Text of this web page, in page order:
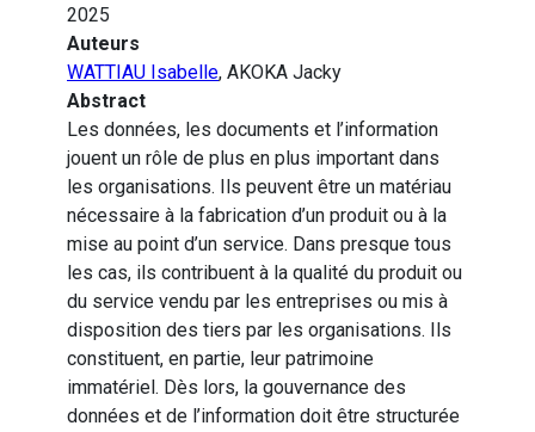
2025
Auteurs
WATTIAU Isabelle, AKOKA Jacky
Abstract
Les données, les documents et l’information
jouent un rôle de plus en plus important dans
les organisations. Ils peuvent être un matériau
nécessaire à la fabrication d’un produit ou à la
mise au point d’un service. Dans presque tous
les cas, ils contribuent à la qualité du produit ou
du service vendu par les entreprises ou mis à
disposition des tiers par les organisations. Ils
constituent, en partie, leur patrimoine
immatériel. Dès lors, la gouvernance des
données et de l’information doit être structurée